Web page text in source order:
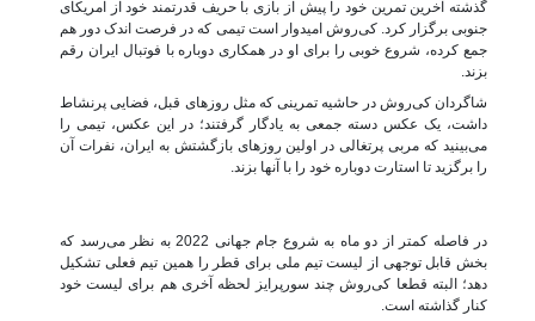
گذشته آخرین تمرین خود را پیش از بازی با حریف قدرتمند خود از امریکای
جنوبی برگزار کرد. کی‌روش امیدوار است تیمی که در فرصت اندک دور هم
جمع کرده، شروع خوبی را برای او در همکاری دوباره با فوتبال ایران رقم
بزند.
شاگردان کی‌روش در حاشیه تمرینی که مثل روزهای قبل، فضایی پرنشاط
داشت، یک عکس دسته جمعی به یادگار گرفتند؛ در این عکس، تیمی را
می‌بینید که مربی پرتغالی در اولین روزهای بازگشتش به ایران، نفرات آن
را برگزید تا استارت دوباره خود را با آنها بزند.
در فاصله کمتر از دو ماه به شروع جام جهانی 2022 به نظر می‌رسد که
بخش قابل توجهی از لیست تیم ملی برای قطر را همین تیم فعلی تشکیل
دهد؛ البته قطعا کی‌روش چند سورپرایز لحظه آخری هم برای لیست خود
کنار گذاشته است.